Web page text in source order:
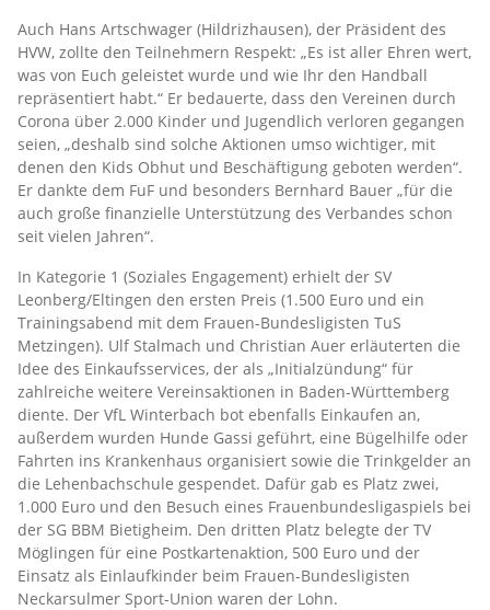
Auch Hans Artschwager (Hildrizhausen), der Präsident des
HVW, zollte den Teilnehmern Respekt: „Es ist aller Ehren wert,
was von Euch geleistet wurde und wie Ihr den Handball
repräsentiert habt.“ Er bedauerte, dass den Vereinen durch
Corona über 2.000 Kinder und Jugendlich verloren gegangen
seien, „deshalb sind solche Aktionen umso wichtiger, mit
denen den Kids Obhut und Beschäftigung geboten werden“.
Er dankte dem FuF und besonders Bernhard Bauer „für die
auch große finanzielle Unterstützung des Verbandes schon
seit vielen Jahren“.
In Kategorie 1 (Soziales Engagement) erhielt der SV
Leonberg/Eltingen den ersten Preis (1.500 Euro und ein
Trainingsabend mit dem Frauen-Bundesligisten TuS
Metzingen). Ulf Stalmach und Christian Auer erläuterten die
Idee des Einkaufsservices, der als „Initialzündung“ für
zahlreiche weitere Vereinsaktionen in Baden-Württemberg
diente. Der VfL Winterbach bot ebenfalls Einkaufen an,
außerdem wurden Hunde Gassi geführt, eine Bügelhilfe oder
Fahrten ins Krankenhaus organisiert sowie die Trinkgelder an
die Lehenbachschule gespendet. Dafür gab es Platz zwei,
1.000 Euro und den Besuch eines Frauenbundesligaspiels bei
der SG BBM Bietigheim. Den dritten Platz belegte der TV
Möglingen für eine Postkartenaktion, 500 Euro und der
Einsatz als Einlaufkinder beim Frauen-Bundesligisten
Neckarsulmer Sport-Union waren der Lohn.